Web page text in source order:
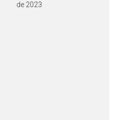
de 2023